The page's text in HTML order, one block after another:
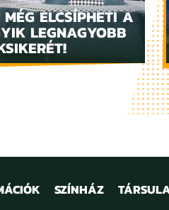
ELCSÍPHETI A
LEGNAGYOBB
SZÍNHÁZ